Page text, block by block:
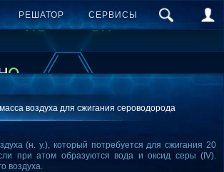
РЕШАТОР СЕРВИСЫ
воздуха для сжигания сероводорода
(н. у.), который потребуется для сжигания 20
при атом образуются вода и оксид серы (IV).
воздуха.